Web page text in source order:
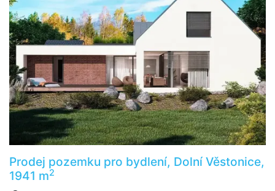
Prodej pozemku pro bydlení, Dolní Věstonice,
1941 m2